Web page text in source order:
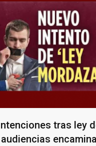
tras ley